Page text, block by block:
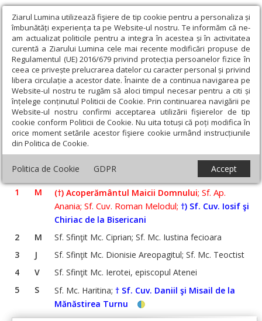
Ziarul Lumina utilizează fişiere de tip cookie pentru a personaliza și
îmbunătăți experiența ta pe Website-ul nostru. Te informăm că ne-
am actualizat politicile pentru a integra în acestea și în activitatea
curentă a Ziarului Lumina cele mai recente modificări propuse de
Regulamentul (UE) 2016/679 privind protecția persoanelor fizice în
ceea ce privește prelucrarea datelor cu caracter personal și privind
libera circulație a acestor date. Înainte de a continua navigarea pe
Website-ul nostru te rugăm să aloci timpul necesar pentru a citi și
înțelege conținutul Politicii de Cookie. Prin continuarea navigării pe
Website-ul nostru confirmi acceptarea utilizării fişierelor de tip
cookie conform Politicii de Cookie. Nu uita totuși că poți modifica în
orice moment setările acestor fişiere cookie urmând instrucțiunile
din Politica de Cookie.
Politica de Cookie GDPR Accept
Ziarul Lumina › Teologie și spiritualitate › Sinaxar ›
2019
‹ ›
1 M (†) Acoperământul Maicii Domnului; Sf. Ap.
Anania; Sf. Cuv. Roman Melodul; †) Sf. Cuv. Iosif şi
Chiriac de la Bisericani
2
M
Sf. Sfinţit Mc. Ciprian; Sf. Mc. Iustina fecioara
3
J
Sf. Sfinţit Mc. Dionisie Areopagitul; Sf. Mc. Teoctist
4
V
Sf. Sfinţit Mc. Ierotei, episcopul Atenei
5
S Sf. Mc. Haritina; † Sf. Cuv. Daniil şi Misail de la
Mănăstirea Turnu